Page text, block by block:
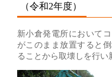
（令和2年度）
新小倉発電所において
がこのまま放置すると
ることから取壊しを行い